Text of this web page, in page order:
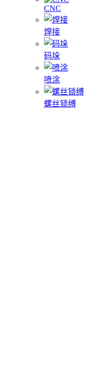
CNC
焊接
码垛
喷涂
螺丝锁缚